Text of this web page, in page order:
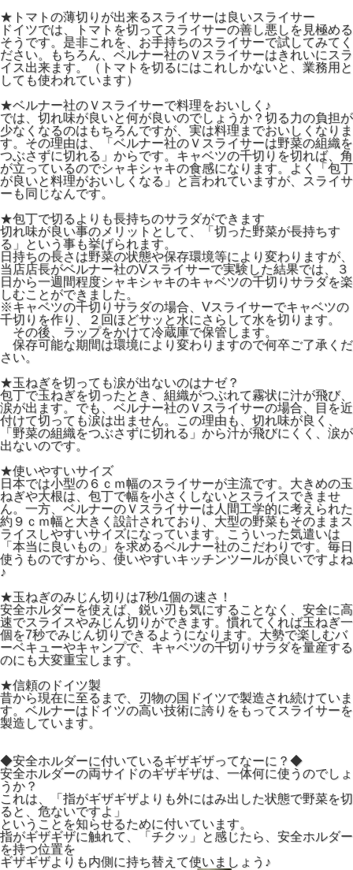
★トマトの薄切りが出来るスライサーは良いスライサー
ドイツでは、トマトを切ってスライサーの善し悪しを見極める
そうです。是非これを、お手持ちのスライサーで試してみてく
ださい。もちろん、ベルナー社のＶスライサーはきれいにスラ
イス出来ます。（トマトを切るにはこれしかないと、業務用と
しても使われています）
★ベルナー社のＶスライサーで料理をおいしく♪
では、切れ味が良いと何が良いのでしょうか？切る力の負担が
少なくなるのはもちろんですが、実は料理までおいしくなりま
す。その理由は、「ベルナー社のＶスライサーは野菜の組織を
つぶさずに切れる」からです。キャベツの千切りを切れば、角
が立っているのでシャキシャキの食感になります。よく「包丁
が良いと料理がおいしくなる」と言われていますが、スライサ
ーも同じなんです。
★包丁で切るよりも長持ちのサラダができます
切れ味が良い事のメリットとして、「切った野菜が長持ちす
る」という事も挙げられます。
日持ちの長さは野菜の状態や保存環境等により変わりますが、
当店店長がベルナー社のVスライサーで実験した結果では、３
日から一週間程度シャキシャキのキャベツの千切りサラダを楽
しむことができました。
※キャベツの千切りサラダの場合、Vスライサーでキャベツの
千切りを作り、２回ほどサッと水にさらして水を切ります。
その後、ラップをかけて冷蔵庫で保管します。
保存可能な期間は環境により変わりますので何卒ご了承くだ
さい。
★玉ねぎを切っても涙が出ないのはナゼ？
包丁で玉ねぎを切ったとき、組織がつぶれて霧状に汁が飛び、
涙が出ます。でも、ベルナー社のＶスライサーの場合、目を近
付けて切っても涙は出ません。この理由も、切れ味が良く、
「野菜の組織をつぶさずに切れる」から汁が飛びにくく、涙が
出ないのです。
★使いやすいサイズ
日本では小型の６ｃｍ幅のスライサーが主流です。大きめの玉
ねぎや大根は、包丁で幅を小さくしないとスライスできませ
ん。一方、ベルナーのＶスライサーは人間工学的に考えられた
約９ｃｍ幅と大きく設計されており、大型の野菜もそのままス
ライスしやすいサイズになっています。こういった気遣いは
「本当に良いもの」を求めるベルナー社のこだわりです。毎日
使うものですから、使いやすいキッチンツールが良いですよね
♪
★玉ねぎのみじん切りは7秒/1個の速さ！
安全ホルダーを使えば、鋭い刃も気にすることなく、安全に高
速でスライスやみじん切りができます。慣れてくれば玉ねぎ一
個を7秒でみじん切りできるようになります。大勢で楽しむバ
ーベキューやキャンプで、キャベツの千切りサラダを量産する
のにも大変重宝します。
★信頼のドイツ製
昔から現在に至るまで、刃物の国ドイツで製造され続けていま
す。ベルナーはドイツの高い技術に誇りをもってスライサーを
製造しています。
◆安全ホルダーに付いているギザギザってなーに？◆
安全ホルダーの両サイドのギザギザは、一体何に使うのでしょ
うか？
これは、「指がギザギザよりも外にはみ出した状態で野菜を切
ると、危ないですよ」
ということを知らせるために付いています。
指がギザギザに触れて、「チクッ」と感じたら、安全ホルダー
を持つ位置を
ギザギザよりも内側に持ち替えて使いましょう♪